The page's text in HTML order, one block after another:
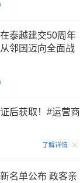
泰越建交50周年
邻国迈向全面战
后获取！#运营商
了解详情
名单公布 政客亲